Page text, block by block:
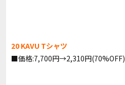
20 KAVU Tシャツ
■価格:7,700円→2,310円(70%OFF)